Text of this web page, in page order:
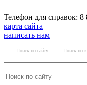
Телефон для справок:
карта сайта
написать нам
Поиск по сайту Поиск по